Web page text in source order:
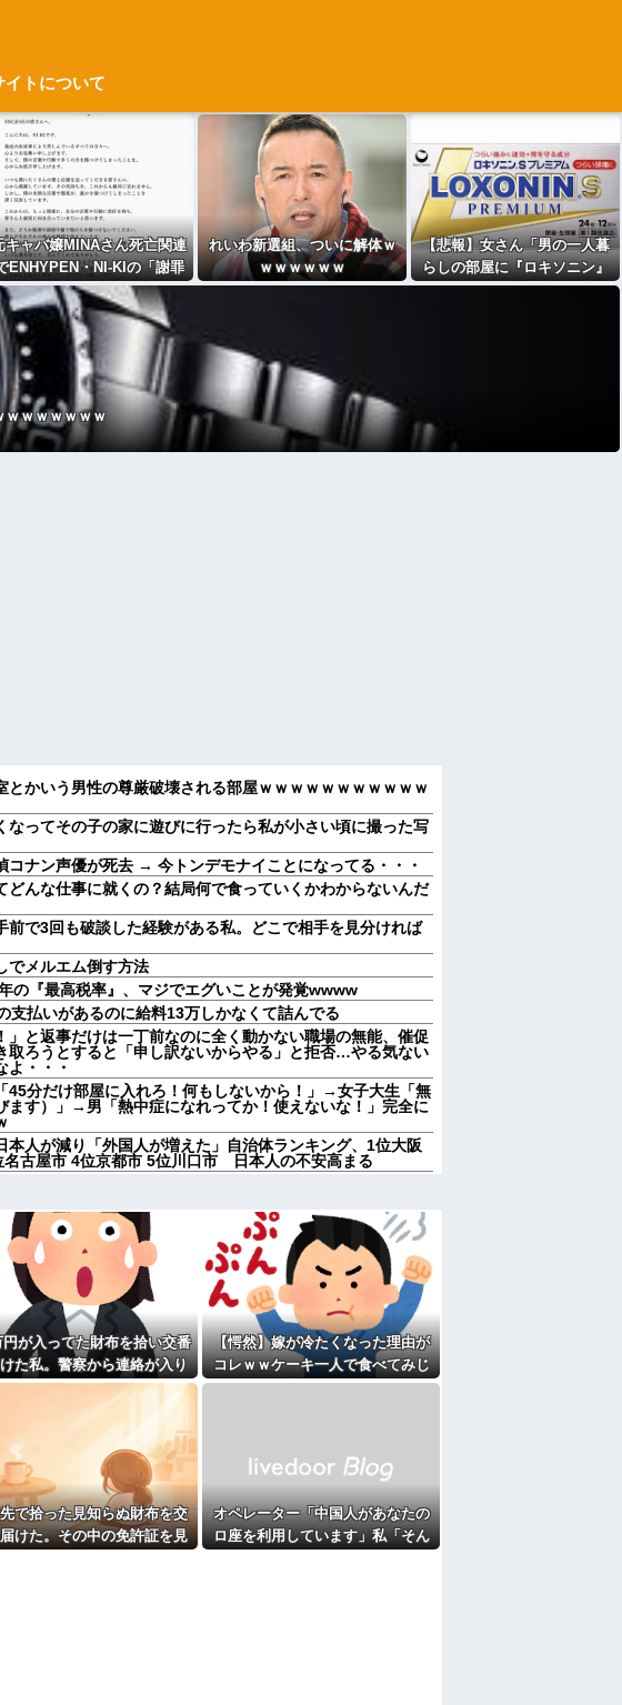
イトについて
キャバ嬢MINAさん死亡関連
ENHYPEN・NI-KIの「謝罪
」が出回るも「フェイク」
ではないかと話題に
れいわ新選組、ついに解体ｗ
ｗｗｗｗｗｗ
【悲報】女さん「男の一人暮
らしの部屋に『ロキソニン』
が置いてあったら浮気確定で
ｗｗｗｗｗｗｗ
とかいう男性の尊厳破壊される部屋ｗｗｗｗｗｗｗｗｗｗｗ
なってその子の家に遊びに行ったら私が小さい頃に撮った写
コナン声優が死去 → 今トンデモナイことになってる・・・
どんな仕事に就くの？結局何で食っていくかわからないんだ
前で3回も破談した経験がある私。どこで相手を見分ければ
でメルエム倒す方法
年の『最高税率』、マジでエグいことが発覚wwww
支払いがあるのに給料13万しかなくて詰んでる
」と返事だけは一丁前なのに全く動かない職場の無能、催促
取ろうとすると「申し訳ないからやる」と拒否…やる気ない
よ・・・
45分だけ部屋に入れろ！何もしないから！」→女子大生「無
ます）」→男「熱中症になれってか！使えないな！」完全に
本人が減り「外国人が増えた」自治体ランキング、1位大阪
名古屋市 4位京都市 5位川口市 日本人の不安高まる
感じで他
45分だけ部屋に入れろ！何もしないから！」→女子大生「無
ます）」→男「熱中症になれってか！使えないな！」完全に
。あれもしたいこれもしたいと2人でｷｬｯｷｬｳﾌﾌと計画立てて
婚で5月4日に顔合わせするから「兄ちゃんヨロシク」って連
那の祖父母宅に５泊くらいさせられる。旦那は「行かなくて
んだけどトメに誘われると断れなくなってしまう
た正露丸を飲ませたら｢すっげー効いた。サンキューな｣と笑
ルで付き合った男が既婚者だった！しかも妻から直接電話が
ｗ
なってその子の家に遊びに行ったら私が小さい頃に撮った写
号泣しながら「ここもダメだったらもう食べていけないんで
た人がいた
立ちを調べてみたよ
円が入ってた財布を拾い交番
た私。警察から連絡が入り
が私のものになった結果...
【愕然】嫁が冷たくなった理由が
コレｗｗケーキ一人で食べてみじ
めって言われてた・・・
で拾った見知らぬ財布を交
けた。その中の免許証を見
オペレーター「中国人があなたの
ロ座を利用しています」私「そん